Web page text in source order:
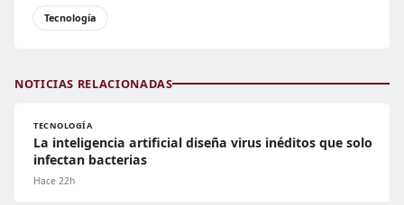
Tecnología
NOTICIAS RELACIONADAS
TECNOLOGÍA
La inteligencia artificial diseña virus inéditos que solo
infectan bacterias
Hace 22h